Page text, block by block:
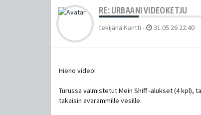
RE: URBAANI VIDEOKETJU
tekijänä Kantti - 31.05.26 22:40
Hieno video!
Turussa valmistetut Mein Shiff -alukset (4
takaisin avarammille vesille.